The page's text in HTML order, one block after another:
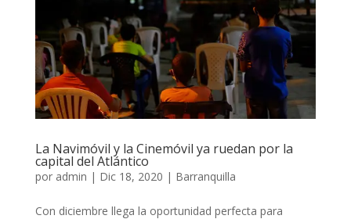
La Navimóvil y la Cinemóvil ya ruedan por la
capital del Atlántico
por admin | Dic 18, 2020 | Barranquilla
Con diciembre llega la oportunidad perfecta para